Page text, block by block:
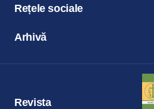
Rețele sociale
Arhivă
Revista